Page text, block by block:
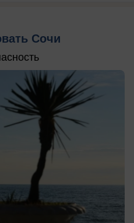
Сочи